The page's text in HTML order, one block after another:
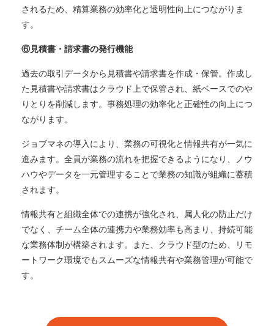
されるため、精算業務の効率化と透明性向上につながりま
す。
⑥見積書・請求書の発行機能
過去の取引データから見積書や請求書を作成・保管。作成し
た見積書や請求書はクラウド上で保管され、紙ベースでのや
りとりを削減します。事務処理の効率化と正確性の向上につ
ながります。
ジョブマネの導入により、業務の可視化と情報共有が一気に
進みます。全員が業務の流れを把握できるようになり、ノウ
ハウやデータを一元管理することで業務の知識が組織に蓄積
されます。
情報共有と組織全体での連携が強化され、属人化の防止だけ
でなく、チーム全体の連携力や業務効率も高まり、持続可能
な業務体制が構築されます。また、クラウド型のため、リモ
ートワーク環境でもスムーズな情報共有や業務管理が可能で
す。